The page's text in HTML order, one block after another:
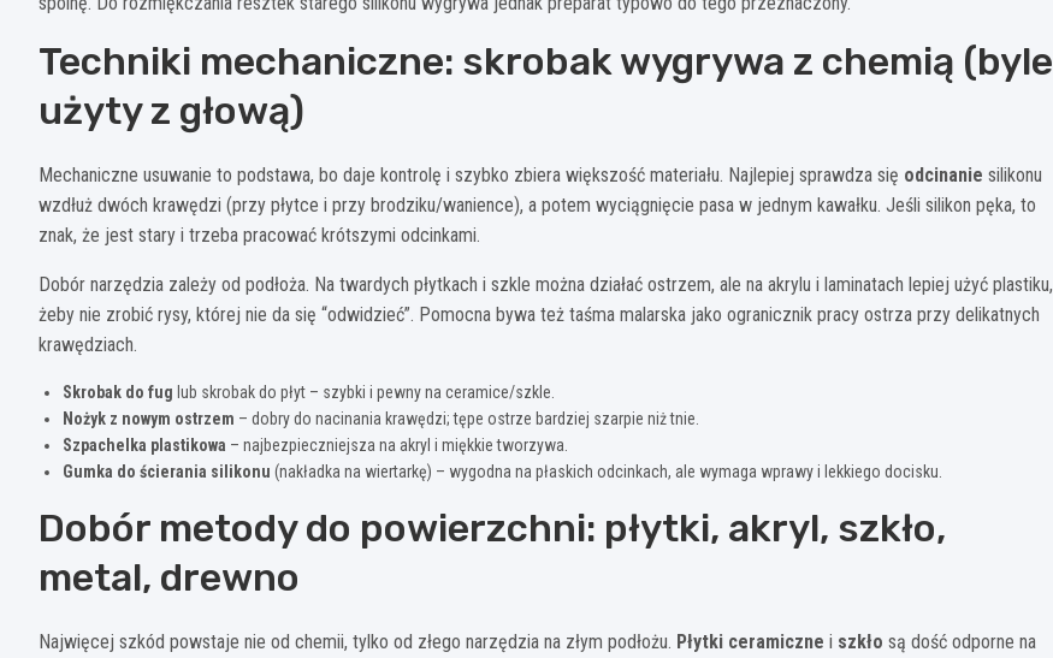
Techniki mechaniczne: skrobak wygrywa z chemią (byle
użyty z głową)
Mechaniczne usuwanie to podstawa, bo daje kontrolę i szybko zbiera większość materiału. Najlepiej sprawdza się odcinanie silikonu
wzdłuż dwóch krawędzi (przy płytce i przy brodziku/wanience), a potem wyciągnięcie pasa w jednym kawałku. Jeśli silikon pęka, to
znak, że jest stary i trzeba pracować krótszymi odcinkami.
Dobór narzędzia zależy od podłoża. Na twardych płytkach i szkle można działać ostrzem, ale na akrylu i laminatach lepiej użyć plastiku,
żeby nie zrobić rysy, której nie da się “odwidzieć”. Pomocna bywa też taśma malarska jako ogranicznik pracy ostrza przy delikatnych
krawędziach.
Skrobak do fug lub skrobak do płyt – szybki i pewny na ceramice/szkle.
Nożyk z nowym ostrzem – dobry do nacinania krawędzi; tępe ostrze bardziej szarpie niż tnie.
Szpachelka plastikowa – najbezpieczniejsza na akryl i miękkie tworzywa.
Gumka do ścierania silikonu (nakładka na wiertarkę) – wygodna na płaskich odcinkach, ale wymaga wprawy i lekkiego docisku.
Dobór metody do powierzchni: płytki, akryl, szkło,
metal, drewno
Najwięcej szkód powstaje nie od chemii, tylko od złego narzędzia na złym podłożu. Płytki ceramiczne i szkło są dość odporne na